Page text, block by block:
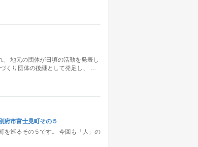
地元の団体が日頃の活動を発表し
くり団体の後継として発足し、 …
府市富士見町その５
を巡るその５です。 今回も「人」の